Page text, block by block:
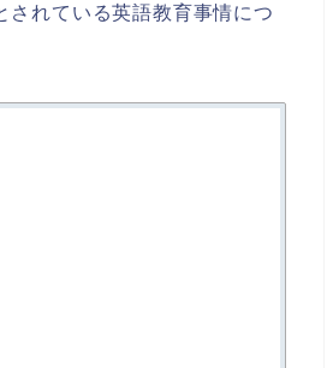
されている英語教育事情につ